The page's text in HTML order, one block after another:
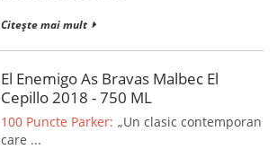
Citește mai mult
El Enemigo As Bravas Malbec El
Cepillo 2018 - 750 ML
100 Puncte Parker: „Un clasic contemporan
care ...